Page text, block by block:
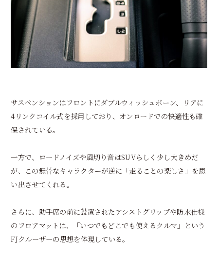
サスペンションはフロントにダブルウィッシュボーン、リアに
4リンクコイル式を採用しており、オンロードでの快適性も確
保されている。
一方で、ロードノイズや風切り音はSUVらしく少し大きめだ
が、この無骨なキャラクターが逆に「走ることの楽しさ」を思
い出させてくれる。
さらに、助手席の前に設置されたアシストグリップや防水仕様
のフロアマットは、「いつでもどこでも使えるクルマ」という
FJクルーザーの思想を体現している。